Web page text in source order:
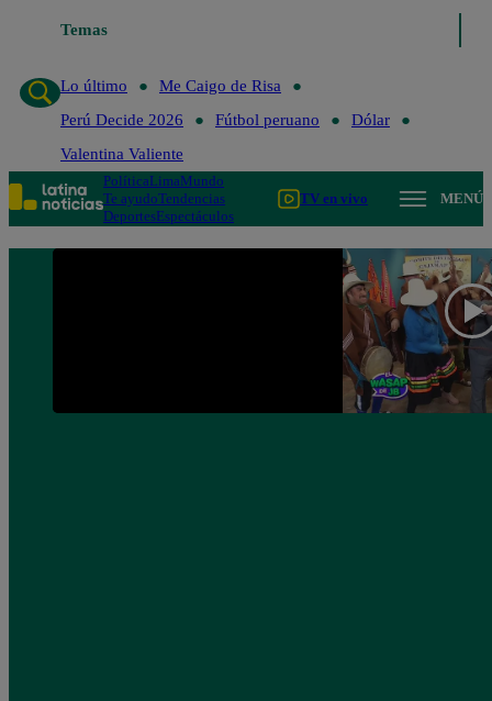
Temas
Lo último
Me Caigo de Risa
Perú Decide 2026
Fútbol peruano
Dólar
Valentina Valiente
PolíticaLimaMundo
Te ayudoTendencias
DeportesEspectáculos
TV en vivo MENÚ